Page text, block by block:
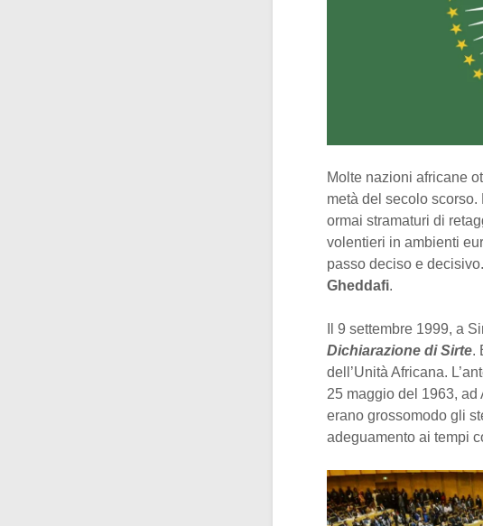
Molte nazioni africane
metà del secolo
ormai stramaturi di
volentieri in ambienti
passo deciso e
Gheddafi.
Il 9 settembre 1999, a
Dichiarazione di Sirte.
dell’Unità Africana.
25 maggio del 1963,
erano grossomodo gli
adeguamento ai tempi